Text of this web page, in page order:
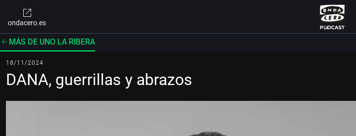
ondacero.es
MÁS DE UNO LA RIBERA
18/11/2024
DANA, guerrillas y abrazos